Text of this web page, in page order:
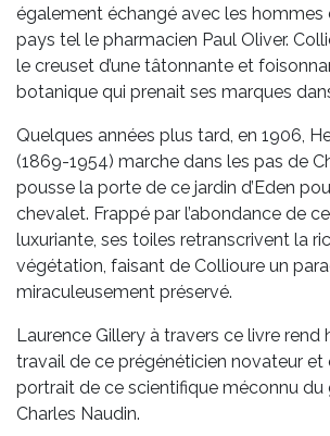
également échangé avec les hommes
pays tel le pharmacien Paul Oliver.
le creuset d’une tâtonnante et
botanique qui prenait ses marques
Quelques années plus tard, en 1906,
(1869-1954) marche dans les pas de
pousse la porte de ce jardin d’Eden
chevalet. Frappé par l’abondance de
luxuriante, ses toiles retranscrivent la
végétation, faisant de Collioure un
miraculeusement préservé.
Laurence Gillery à travers ce livre rend
travail de ce prégénéticien novateur et
portrait de ce scientifique méconnu du
Charles Naudin.